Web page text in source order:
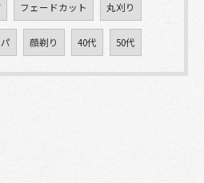
フェードカット 丸刈り
顔剃り 40代 50代